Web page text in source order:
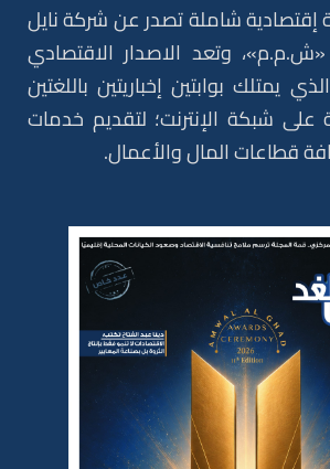
إقتصادية شاملة تصدر عن شركة نايل
وتعد الاصدار الاقتصادي
يمتلك بوابتين إخباريتين باللغتين
على شبكة الإنترنت؛ لتقديم خدمات
قطاعات المال والأعمال.